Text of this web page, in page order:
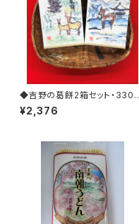
◆吉野の葛餅2箱セット・330g
【黒みつ・きな粉付き1箱・抹茶き
な粉付き1箱】
¥2,376